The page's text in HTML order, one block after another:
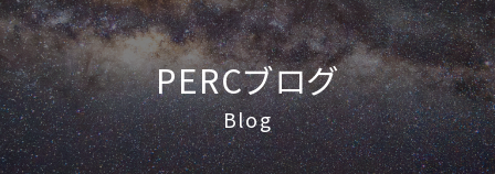
PERCブログ
Blog